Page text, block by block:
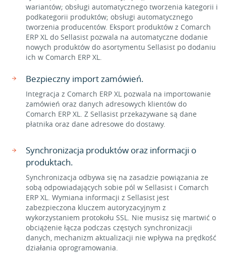
wariantów; obsługi automatycznego tworzenia kategorii i
podkategorii produktów; obsługi automatycznego
tworzenia producentów. Eksport produktów z Comarch
ERP XL do Sellasist pozwala na automatyczne dodanie
nowych produktów do asortymentu Sellasist po dodaniu
ich w Comarch ERP XL.
Bezpieczny import zamówień.
Integracja z Comarch ERP XL pozwala na importowanie
zamówień oraz danych adresowych klientów do
Comarch ERP XL. Z Sellasist przekazywane są dane
płatnika oraz dane adresowe do dostawy.
Synchronizacja produktów oraz informacji o
produktach.
Synchronizacja odbywa się na zasadzie powiązania ze
sobą odpowiadających sobie pól w Sellasist i Comarch
ERP XL. Wymiana informacji z Sellasist jest
zabezpieczona kluczem autoryzacyjnym z
wykorzystaniem protokołu SSL. Nie musisz się martwić o
obciążenie łącza podczas częstych synchronizacji
danych, mechanizm aktualizacji nie wpływa na prędkość
działania oprogramowania.